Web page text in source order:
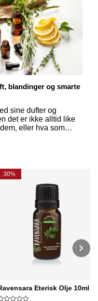
blandinger og smarte
sine dufter og
det er ikke alltid like
eller hva som
og inspirerende
30%
Eterisk Olje 10ml